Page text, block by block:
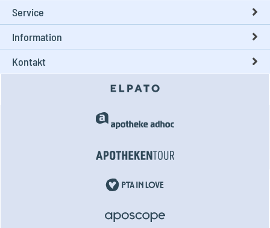
Service
Information
Kontakt